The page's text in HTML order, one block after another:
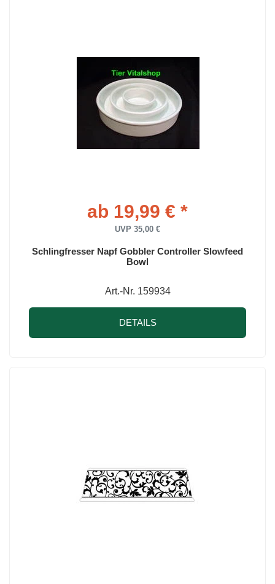
ab 19,99 € *
UVP 35,00 €
Schlingfresser Napf Gobbler Controller Slowfeed
Bowl
Art.-Nr. 159934
DETAILS